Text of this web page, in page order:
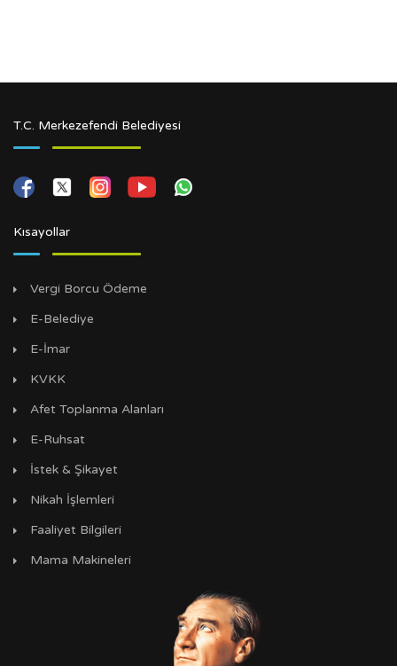
T.C. Merkezefendi Belediyesi
Kısayollar
Vergi Borcu Ödeme
E-Belediye
E-İmar
KVKK
Afet Toplanma Alanları
E-Ruhsat
İstek & Şikayet
Nikah İşlemleri
Faaliyet Bilgileri
Mama Makineleri